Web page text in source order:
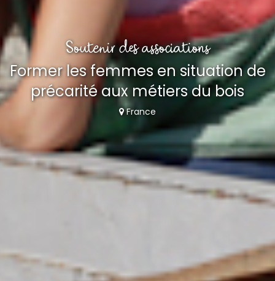
Soutenir des associations
Former les femmes en situation de
précarité aux métiers du bois
France